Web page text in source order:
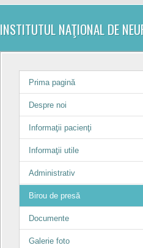
INSTITUTUL NAŢIONAL DE
Prima pagină
Despre noi
Informaţii pacienţi
Informaţii utile
Administrativ
Birou de presă
Documente
Galerie foto